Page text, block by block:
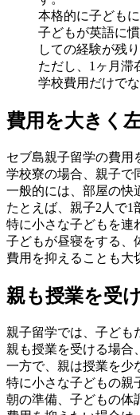
本格的に子ども
子どもが英語に
しての経験が残
ただし、1ヶ月滞
学校費用だけで
費用を大きく
セブ島親子留学の費用
学校寮の場合、親子で
一般的には、部屋の快
たとえば、親子2人で1
特に小さな子どもを連
子どもが昼寝をする、
費用を抑えることも大
親も授業を受
親子留学では、子ども
親も授業を受ける場合
一方で、親は授業を少
特に小さな子どもの親
朝の準備、子どもの体